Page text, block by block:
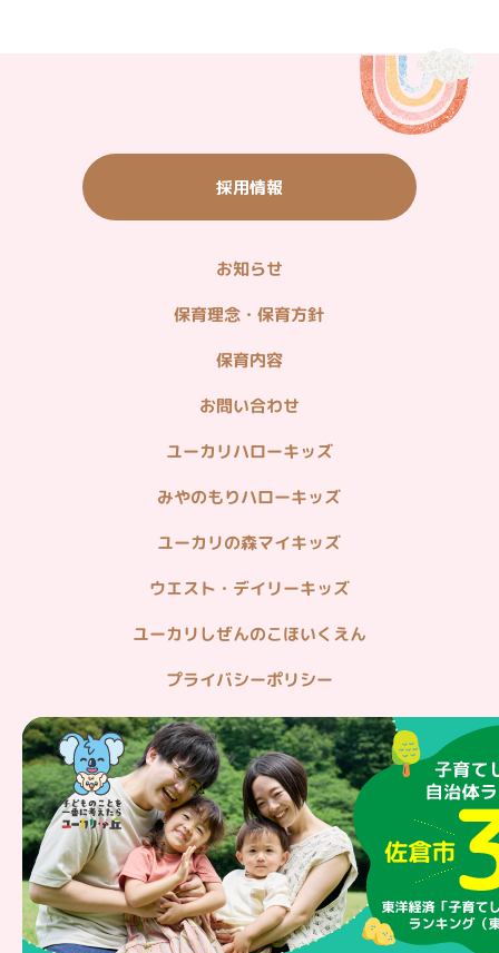
ご宿泊・ご飲食（ウィシュトンホテル）
タウン情報（グルメ・ショッピング他）
不動産情報（分譲・仲介・賃貸）
採用情報
お知らせ
保育理念・保育方針
保育内容
お問い合わせ
ユーカリハローキッズ
みやのもりハローキッズ
ユーカリの森マイキッズ
ウエスト・デイリーキッズ
ユーカリしぜんのこほいくえん
プライバシーポリシー